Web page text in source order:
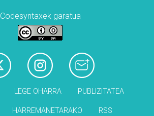
Codesyntaxek garatua
LEGE OHARRA PUBLIZITATEA
HARREMANETARAKO RSS